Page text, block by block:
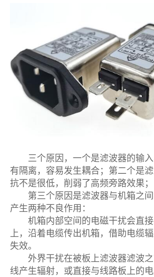
三个原因，一个是滤波器的输入
有隔离，容易发生耦合；第二个是
抗不是很低，削弱了高频旁路效果；
第三个原因是滤波器与机箱之间
产生两种不良作用：
机箱内部空间的电磁干扰会直接
上，沿着电缆传出机箱，借助电缆
失效。
外界干扰在被板上滤波器滤波之
线产生辐射，或直接与线路板上的电